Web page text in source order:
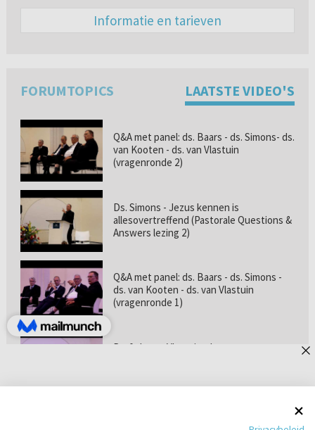
Informatie en tarieven
FORUMTOPICS LAATSTE VIDEO'S
Q&A met panel: ds. Baars - ds. Simons- ds.
van Kooten - ds. van Vlastuin
(vragenronde 2)
Ds. Simons - Jezus kennen is
allesovertreffend (Pastorale Questions &
Answers lezing 2)
Q&A met panel: ds. Baars - ds. Simons -
ds. van Kooten - ds. van Vlastuin
(vragenronde 1)
Prof. dr. van Vlastuin - Is